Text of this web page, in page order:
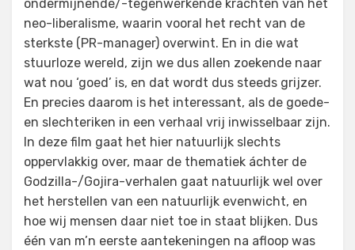
ondermijnende/-tegenwerkende krachten van het
neo-liberalisme, waarin vooral het recht van de
sterkste (PR-manager) overwint. En in die wat
stuurloze wereld, zijn we dus allen zoekende naar
wat nou ‘goed’ is, en dat wordt dus steeds grijzer.
En precies daarom is het interessant, als de goede-
en slechteriken in een verhaal vrij inwisselbaar zijn.
In deze film gaat het hier natuurlijk slechts
oppervlakkig over, maar de thematiek áchter de
Godzilla-/Gojira-verhalen gaat natuurlijk wel over
het herstellen van een natuurlijk evenwicht, en
hoe wij mensen daar niet toe in staat blijken. Dus
één van m’n eerste aantekeningen na afloop was